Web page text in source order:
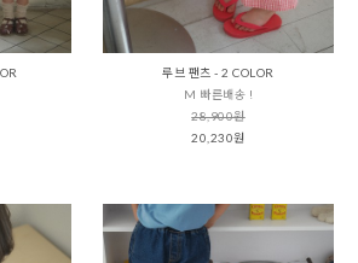
루브 팬츠 - 2 COLOR
M 빠른배송 !
28,900원
20,230원